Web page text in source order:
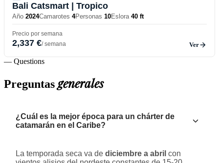
Bali Catsmart | Tropico
Año 2024Camarotes 4Personas 10Eslora 40 ft
Precio por semana
2,337 €/ semana Ver
— Questions
Preguntasgenerales
¿Cuál es la mejor época para un chárter de
catamarán en el Caribe?
La temporada seca va de diciembre a abril con